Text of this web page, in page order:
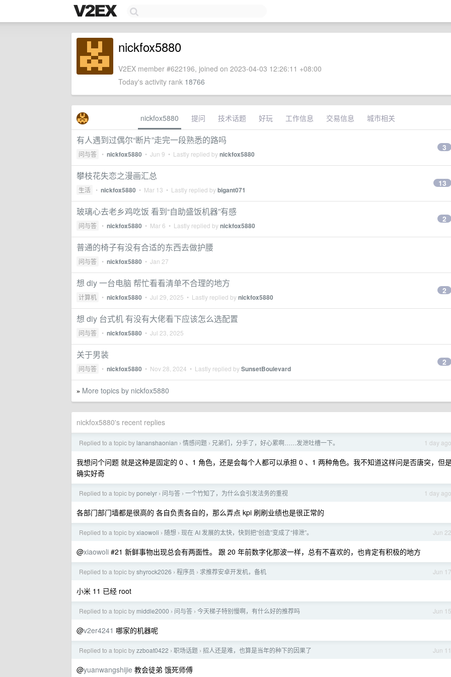
nickfox5880
V2EX member #622196, joined on 2023-04-03 12:26:11 +08:00
Today's activity rank 18766
nickfox5880 提问 技术话题 好玩 工作信息 交易信息 城市相关
有人遇到过偶尔“断片”走完一段熟悉的路吗
问与答 • nickfox5880 • Jun 9 • Lastly replied bynickfox5880
3
攀枝花失恋之漫画汇总
生活 • nickfox5880 • Mar 13 • Lastly replied bybigant071
13
玻璃心去老乡鸡吃饭 看到“自助盛饭机器”有感
问与答 • nickfox5880 • Mar 6 • Lastly replied bynickfox5880
2
普通的椅子有没有合适的东西去做护腰
问与答 • nickfox5880 • Jan 27
想 diy 一台电脑 帮忙看看清单不合理的地方
计算机 • nickfox5880 • Jul 29, 2025 • Lastly replied bynickfox5880
2
想 diy 台式机 有没有大佬看下应该怎么选配置
问与答 • nickfox5880 • Jul 23, 2025
关于男装
问与答 • nickfox5880 • Nov 28, 2024 • Lastly replied bySunsetBoulevard
2
» More topics by nickfox5880
nickfox5880's recent replies
1 day ago
Replied to a topic by lananshaonian › 情感问题 › 兄弟们，分手了，好心累啊……发泄吐槽一下。
我想问个问题 就是这种是固定的 0 、1 角色，还是会每个人都可以承担 0 、1 两种角色。我不知道这样问是否唐突，但
确实好奇
1 day ago
Replied to a topic byponelyr › 问与答 › 一个竹知了，为什么会引发法务的重视
各部门部门墙都是很高的 各自负责各自的，那么弄点 kpi 刷刷业绩也是很正常的
Jun 22
Replied to a topic byxiaowoli › 随想 › 现在 AI 发展的太快，快到把“创造”变成了“排泄”。
@xiaowoli #21 新鲜事物出现总会有两面性。 跟 20 年前数字化那波一样，总有不喜欢的，也肯定有积极的地方
Jun 17
Replied to a topic byshyrock2026 › 程序员 › 求推荐安卓开发机，备机
小米 11 已经 root
Jun 15
Replied to a topic by middle2000 › 问与答 › 今天梯子特别慢啊，有什么好的推荐吗
@v2er4241 哪家的机器呢
Jun 11
Replied to a topic byzzboat0422 › 职场话题 › 招人还是难，也算是当年的种下的因果了
@yuanwangshijie 教会徒弟 饿死师傅